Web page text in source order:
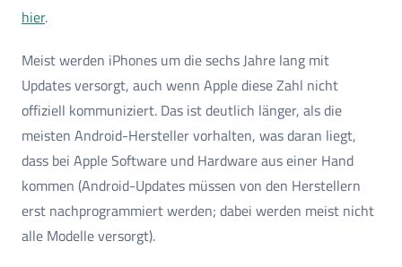
hier.
Meist werden iPhones um die sechs Jahre lang mit
Updates versorgt, auch wenn Apple diese Zahl nicht
offiziell kommuniziert. Das ist deutlich länger, als die
meisten Android-Hersteller vorhalten, was daran liegt,
dass bei Apple Software und Hardware aus einer Hand
kommen (Android-Updates müssen von den Herstellern
erst nachprogrammiert werden; dabei werden meist nicht
alle Modelle versorgt).